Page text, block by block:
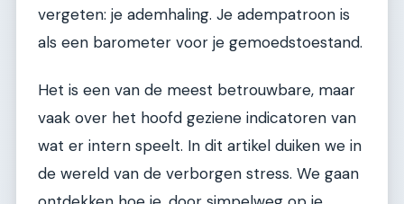
vergeten: je ademhaling. Je adempatroon is
als een barometer voor je gemoedstoestand.
Het is een van de meest betrouwbare, maar
vaak over het hoofd geziene indicatoren van
wat er intern speelt. In dit artikel duiken we in
de wereld van de verborgen stress. We gaan